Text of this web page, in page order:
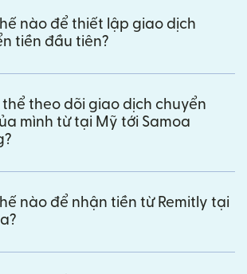
nào để thiết lập giao dịch
tiền đầu tiên?
thể theo dõi giao dịch chuyển
mình từ tại Mỹ tới Samoa
nào để nhận tiền từ Remitly tại